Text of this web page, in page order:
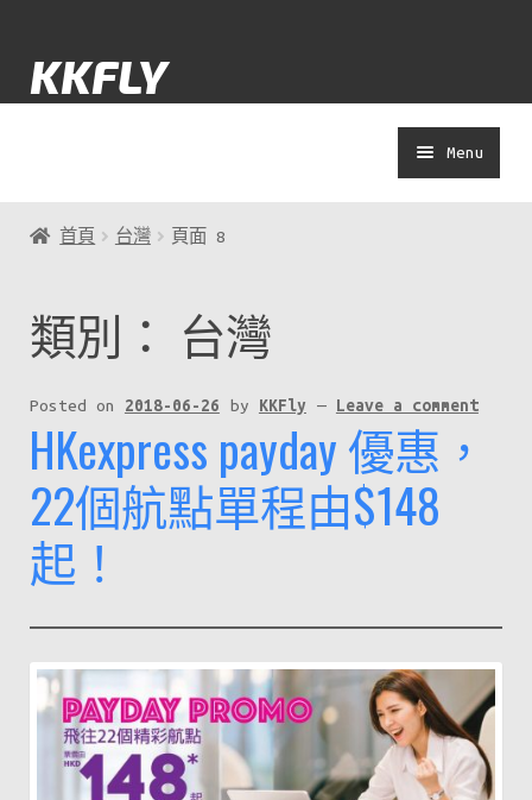
to
to
KKFLY
Menu
著數
APP教學
首頁 台灣 頁面 8
類別： 台灣
Posted on 2018-06-26 by KKFly — Leave a comment
HKexpress payday 優惠，
22個航點單程由$148
起！